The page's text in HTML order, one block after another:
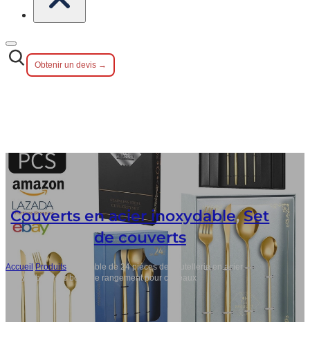
Obtenir un devis →
Couverts en acier inoxydable,Set
de couverts
Accueil/Produits
Ensemble de 24 pièces de coutellerie en acier
inoxydable avec boîte de rangement pour cadeaux